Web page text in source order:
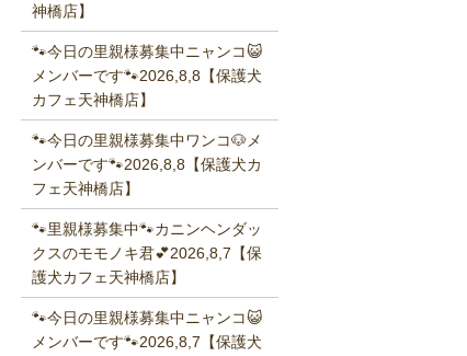
神橋店】
🐾今日の里親様募集中ニャンコ😺
メンバーです🐾2026,8,8【保護犬
カフェ天神橋店】
🐾今日の里親様募集中ワンコ🐶メ
ンバーです🐾2026,8,8【保護犬カ
フェ天神橋店】
🐾里親様募集中🐾カニンヘンダッ
クスのモモノキ君💕2026,8,7【保
護犬カフェ天神橋店】
🐾今日の里親様募集中ニャンコ😺
メンバーです🐾2026,8,7【保護犬